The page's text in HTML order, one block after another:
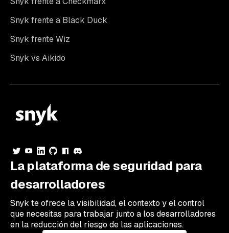
Snyk frente a Black Duck
Snyk frente Wiz
Snyk vs Aikido
La plataforma de seguridad para
desarrolladores
Snyk te ofrece la visibilidad, el contexto y el control
que necesitas para trabajar junto a los desarrolladores
en la reducción del riesgo de las aplicaciones.